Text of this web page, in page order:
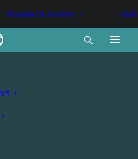
Kontakt & Anfahrt
–
#1